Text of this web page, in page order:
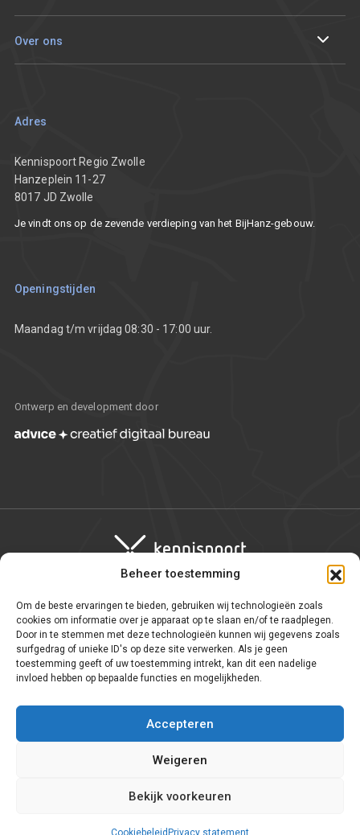
Beheer toestemming
Om de beste ervaringen te bieden, gebruiken wij technologieën zoals
cookies om informatie over je apparaat op te slaan en/of te raadplegen.
Door in te stemmen met deze technologieën kunnen wij gegevens zoals
surfgedrag of unieke ID's op deze site verwerken. Als je geen
toestemming geeft of uw toestemming intrekt, kan dit een nadelige
invloed hebben op bepaalde functies en mogelijkheden.
Accepteren
Weigeren
Bekijk voorkeuren
Cookiebeleid Privacy statement
Digitaliseren
Aan de slag met mijn vraagstuk
Over ons
Team
Partners
Vacatures
Adres
Kennispoort Regio Zwolle
Hanzeplein 11-27
8017 JD Zwolle
Je vindt ons op de zevende verdieping van het BijHanz-gebouw.
Openingstijden
Maandag t/m vrijdag 08:30 - 17:00 uur.
Ontwerp en development door
Algemene voorwaarden
Privacy statement
WNT
Cookie-instellingen
Kennispartner